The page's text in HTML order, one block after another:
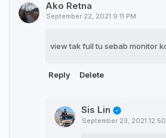
Ako Retna
September 22, 2021 9:11 PM
view tak full tu sebab monitor
Reply Delete
Sis Lin
September 23, 2021